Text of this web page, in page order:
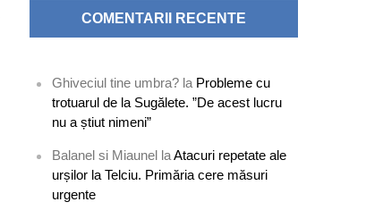
COMENTARII RECENTE
Ghiveciul tine umbra? la Probleme cu
trotuarul de la Sugălete. ”De acest lucru
nu a știut nimeni”
Balanel si Miaunel laAtacuri repetate ale
urșilor la Telciu. Primăria cere măsuri
urgente